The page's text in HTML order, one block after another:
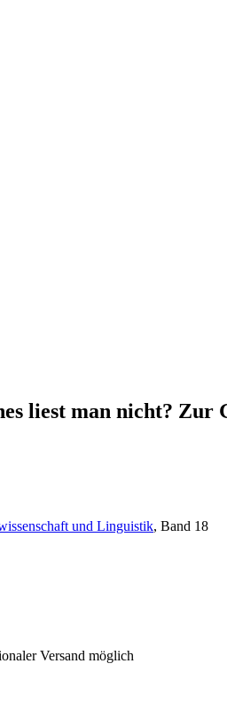
liest man nicht? Zur
und Linguistik, Band 18
Versand möglich